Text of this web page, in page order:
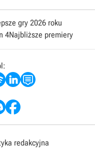
gry 2026 roku
4Najbliższe premiery
redakcyjna